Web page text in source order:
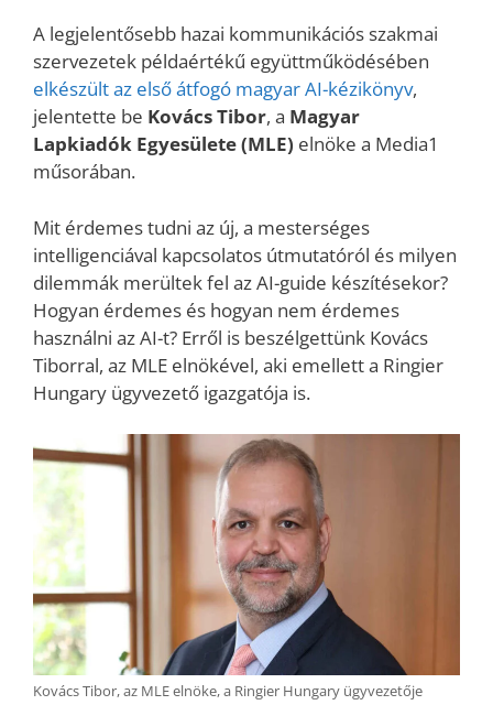
A legjelentősebb hazai kommunikációs szakmai
szervezetek példaértékű együttműködésében
elkészült az első átfogó magyar AI-kézikönyv,
jelentette be Kovács Tibor, a Magyar
Lapkiadók Egyesülete (MLE) elnöke a Media1
műsorában.
Mit érdemes tudni az új, a mesterséges
intelligenciával kapcsolatos útmutatóról és milyen
dilemmák merültek fel az AI-guide készítésekor?
Hogyan érdemes és hogyan nem érdemes
használni az AI-t? Erről is beszélgettünk Kovács
Tiborral, az MLE elnökével, aki emellett a Ringier
Hungary ügyvezető igazgatója is.
Kovács Tibor, az MLE elnöke, a Ringier Hungary ügyvezetője